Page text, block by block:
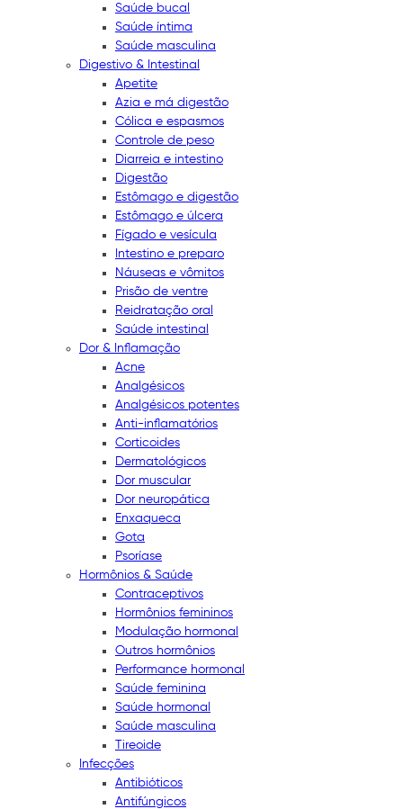
Saúde bucal
Saúde íntima
Saúde masculina
Digestivo & Intestinal
Apetite
Azia e má digestão
Cólica e espasmos
Controle de peso
Diarreia e intestino
Digestão
Estômago e digestão
Estômago e úlcera
Fígado e vesícula
Intestino e preparo
Náuseas e vômitos
Prisão de ventre
Reidratação oral
Saúde intestinal
Dor & Inflamação
Acne
Analgésicos
Analgésicos potentes
Anti-inflamatórios
Corticoides
Dermatológicos
Dor muscular
Dor neuropática
Enxaqueca
Gota
Psoríase
Hormônios & Saúde
Contraceptivos
Hormônios femininos
Modulação hormonal
Outros hormônios
Performance hormonal
Saúde feminina
Saúde hormonal
Saúde masculina
Tireoide
Infecções
Antibióticos
Antifúngicos